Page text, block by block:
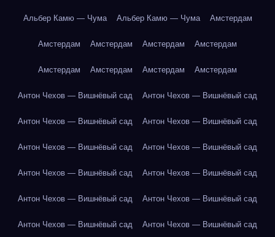
Альбер Камю — Чума Альбер Камю — Чума Амстердам
Амстердам Амстердам Амстердам Амстердам
Амстердам Амстердам Амстердам Амстердам
Антон Чехов — Вишнёвый сад Антон Чехов — Вишнёвый сад
Антон Чехов — Вишнёвый сад Антон Чехов — Вишнёвый сад
Антон Чехов — Вишнёвый сад Антон Чехов — Вишнёвый сад
Антон Чехов — Вишнёвый сад Антон Чехов — Вишнёвый сад
Антон Чехов — Вишнёвый сад Антон Чехов — Вишнёвый сад
Антон Чехов — Вишнёвый сад Антон Чехов — Вишнёвый сад